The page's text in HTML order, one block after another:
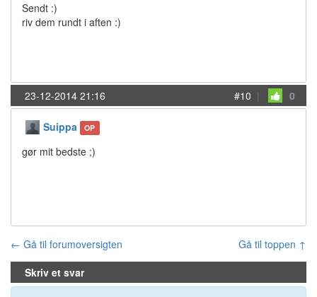
Sendt :)
riv dem rundt i aften :)
23-12-2014 21:16 #10 | 0
Suippa OP
gør mit bedste ;)
← Gå til forumoversigten
Gå til toppen ↑
Skriv et svar